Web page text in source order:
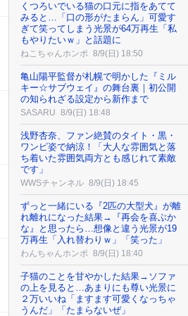
くつろいでいる猫の口元に指をあてて
みると…「口の形がたまらん」可愛す
ぎて笑ってしまう光景が64万再生「私
もやりたいｗ」と話題に
ねこちゃんホンポ 8/9(日) 18:50
亀山陽平監督が札幌で明かした『ミル
キー☆サブウェイ』の舞台裏｜初公開
の知られざる設定から新作まで
SASARU 8/9(日) 18:48
浅野杏奈、ファン絶賛のタイト・黒・
ワンピ姿で納涼！「大人な雰囲気と落
ち着いた雰囲気両方とも感じれて素敵
です」
WWSチャンネル 8/9(日) 18:45
ずっと一緒にいる『2匹の大型犬』が離
れ離れになった結果→『再会を喜ぶか
な』と思ったら…想像と違う光景が19
万再生「入れ替わりｗ」「笑った」
わんちゃんホンポ 8/9(日) 18:40
子猫のことを甘やかした結果→ソファ
の上を見ると…あまりにも尊い光景に
２万いいね「ますます可愛くなっちゃ
うんだ」「たまらないぜ」